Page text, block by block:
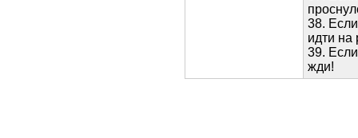
38.
идти на
39.
жди!